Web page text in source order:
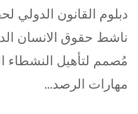
دبلوم القانون الدولي
ناشط حقوق الانسان
مُصمم لتأهيل النشطاء
مهارات الرصد...